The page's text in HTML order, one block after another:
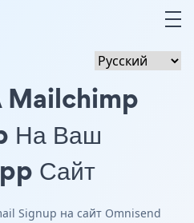
Mailchimp
На Ваш
Сайт
Signup на сайт Omnisend